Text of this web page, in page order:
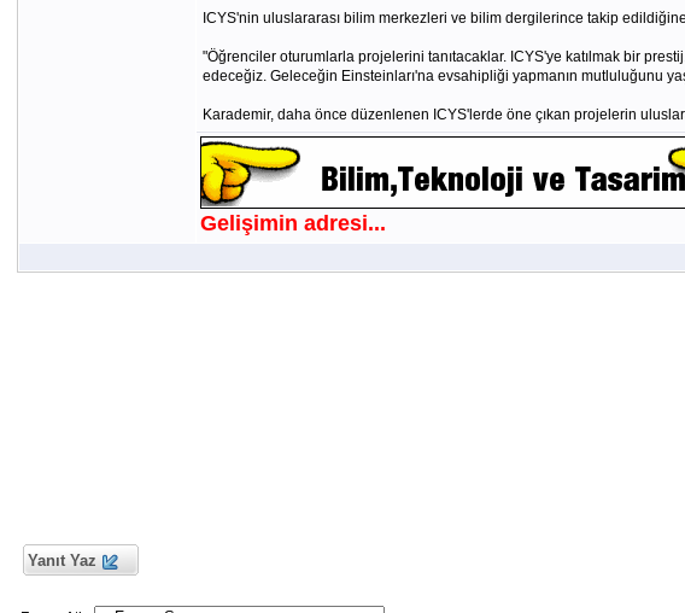
ICYS'nin uluslararası bilim merkezleri ve bilim dergilerince takip
"Öğrenciler oturumlarla projelerini tanıtacaklar. ICYS'ye katılmak bir
edeceğiz. Geleceğin Einsteinları'na evsahipliği yapmanın mutluluğunu
Karademir, daha önce düzenlenen ICYS'lerde öne çıkan projelerin
Gelişimin adresi...
Yanıt Yaz